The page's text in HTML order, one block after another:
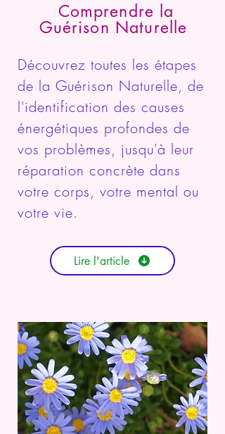
Comprendre la
Guérison Naturelle
Découvrez toutes les étapes
de la Guérison Naturelle, de
l'identification des causes
énergétiques profondes de
vos problèmes, jusqu'à leur
réparation concrète dans
votre corps, votre mental ou
votre vie.
Lire l'article